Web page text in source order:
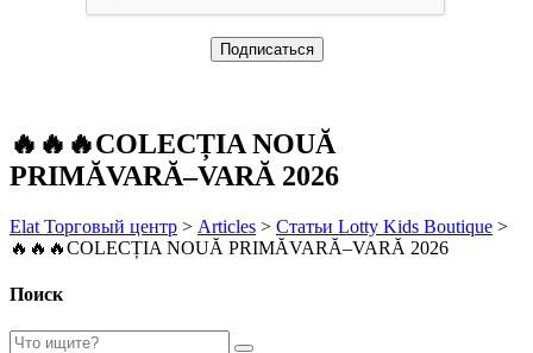
🔥🔥🔥COLECȚIA NOUĂ
PRIMĂVARĂ–VARĂ 2026
Elat Торговый центр > Articles > Статьи Lotty Kids Boutique >
🔥🔥🔥COLECȚIA NOUĂ PRIMĂVARĂ–VARĂ 2026
Поиск